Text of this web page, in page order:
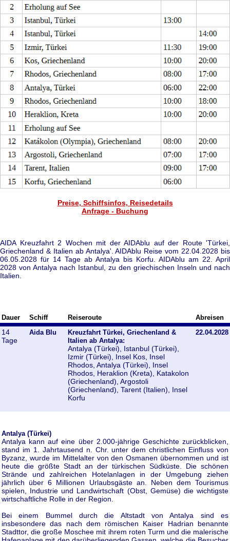
Preise, Schiffsinfos, Reisedetails
Anfrage - Buchung
AIDA Kreuzfahrt 2 Wochen mit der AIDAblu auf der Route 'Türkei,
Griechenland & Italien ab Antalya'. AIDAblu Reise vom 22.04.2028 bis
06.05.2028 für 14 Tage ab Antalya bis Korfu. AIDAblu am 22. April
2028 von Antalya nach Istanbul, zu den griechischen Inseln und nach
Italien.
Dauer Schiff Reiseroute Abreisen
14
Tage
Aida Blu
Kreuzfahrt Türkei, Griechenland &
Italien ab Antalya:
Antalya (Türkei), Istanbul (Türkei),
Izmir (Türkei), Insel Kos, Insel
Rhodos, Antalya (Türkei), Insel
Rhodos, Heraklion (Kreta), Katakolon
(Griechenland), Argostoli
(Griechenland), Tarent (Italien), Insel
Korfu
22.04.2028
Antalya (Türkei)
Antalya kann auf eine über 2.000-jährige Geschichte zurückblicken,
stand im 1. Jahrtausend n. Chr. unter dem christlichen Einfluss von
Byzanz, wurde im Mittelalter von den Osmanen übernommen und ist
heute die größte Stadt an der türkischen Südküste. Die schönen
Strände und zahlreichen Hotelanlagen in der Umgebung ziehen
jährlich über 6 Millionen Urlaubsgäste an. Neben dem Tourismus
spielen, Industrie und Landwirtschaft (Obst, Gemüse) die wichtigste
wirtschaftliche Rolle in der Region.
Bei einem Bummel durch die Altstadt von Antalya sind es
insbesondere das nach dem römischen Kaiser Hadrian benannte
Stadttor, die große Moschee mit ihrem roten Turm und die malerische